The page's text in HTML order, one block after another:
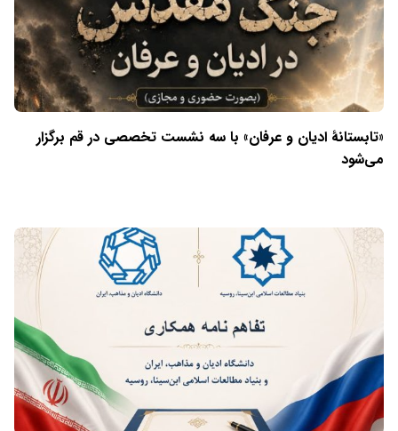
«تابستانهٔ ادیان و عرفان» با سه نشست تخصصی در قم برگزار
می‌شود